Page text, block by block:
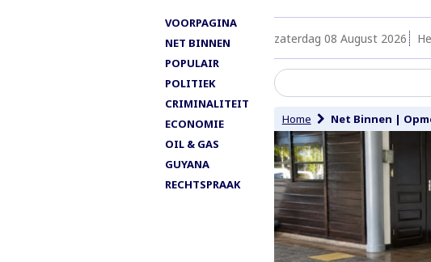
VOORPAGINA
NET BINNEN
POPULAIR
POLITIEK
CRIMINALITEIT
ECONOMIE
OIL & GAS
GUYANA
RECHTSPRAAK
zaterdag 08 August 2026
Home Net Binnen |